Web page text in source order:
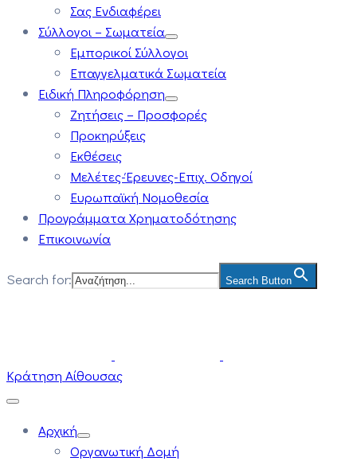
Σας Ενδιαφέρει
Σύλλογοι – Σωματεία
Εμπορικοί Σύλλογοι
Επαγγελματικά Σωματεία
Ειδική Πληροφόρηση
Ζητήσεις – Προσφορές
Προκηρύξεις
Εκθέσεις
Μελέτες-Έρευνες-Επιχ. Οδηγοί
Ευρωπαϊκή Νομοθεσία
Προγράμματα Χρηματοδότησης
Επικοινωνία
Search for: Search Button
Κράτηση Αίθουσας
Αρχική
Οργανωτική Δομή